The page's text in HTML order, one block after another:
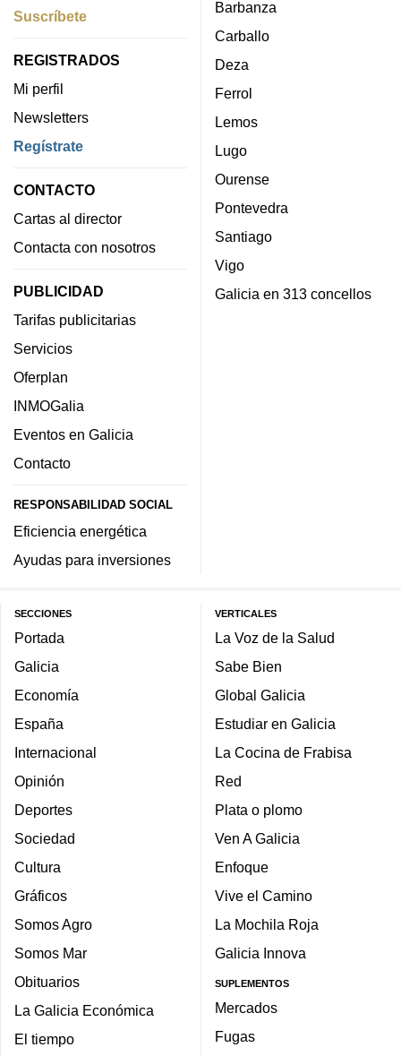
Suscríbete
REGISTRADOS
Mi perfil
Newsletters
Regístrate
CONTACTO
Cartas al director
Contacta con nosotros
PUBLICIDAD
Tarifas publicitarias
Servicios
Oferplan
INMOGalia
Eventos en Galicia
Contacto
RESPONSABILIDAD SOCIAL
Eficiencia energética
Ayudas para inversiones
Barbanza
Carballo
Deza
Ferrol
Lemos
Lugo
Ourense
Pontevedra
Santiago
Vigo
Galicia en 313 concellos
SECCIONES
Portada
Galicia
Economía
España
Internacional
Opinión
Deportes
Sociedad
Cultura
Gráficos
Somos Agro
Somos Mar
Obituarios
La Galicia Económica
El tiempo
VERTICALES
La Voz de la Salud
Sabe Bien
Global Galicia
Estudiar en Galicia
La Cocina de Frabisa
Red
Plata o plomo
Ven A Galicia
Enfoque
Vive el Camino
La Mochila Roja
Galicia Innova
SUPLEMENTOS
Mercados
Fugas